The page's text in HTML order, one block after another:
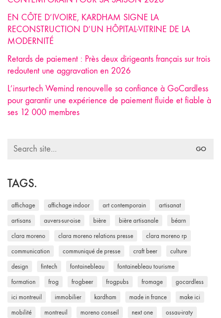
EN CÔTE D’IVOIRE, KARDHAM SIGNE LA
RECONSTRUCTION D’UN HÔPITAL-VITRINE DE LA
MODERNITÉ
Retards de paiement : Près deux dirigeants français sur trois
redoutent une aggravation en 2026
L’insurtech Wemind renouvelle sa confiance à GoCardless
pour garantir une expérience de paiement fluide et fiable à
ses 12 000 membres
Search
TAGS.
affichage affichage indoor art contemporain artisanat
artisans auvers-sur-oise bière bière artisanale béarn
clara moreno clara moreno relations presse clara moreno rp
communication communiqué de presse craft beer culture
design fintech fontainebleau fontainebleau tourisme
formation frog frogbeer frogpubs fromage gocardless
ici montreuil immobilier kardham made in france make ici
mobilité montreuil moreno conseil next one ossau-iraty